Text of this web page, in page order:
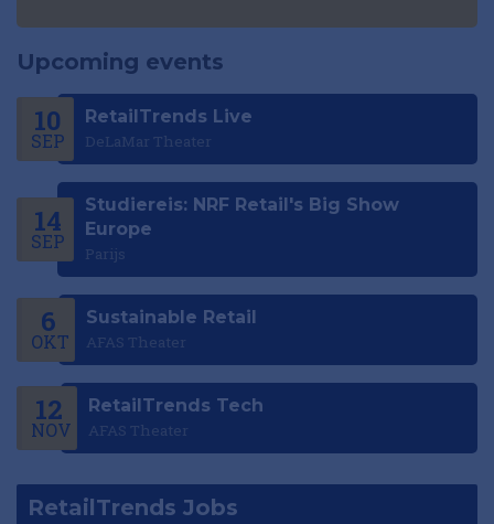
Upcoming events
10
SEP
RetailTrends Live
DeLaMar Theater
14
SEP
Studiereis: NRF Retail's Big Show
Europe
Parijs
6
OKT
Sustainable Retail
AFAS Theater
12
NOV
RetailTrends Tech
AFAS Theater
RetailTrends Jobs